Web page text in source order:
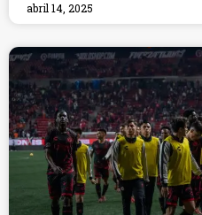
abril 14, 2025